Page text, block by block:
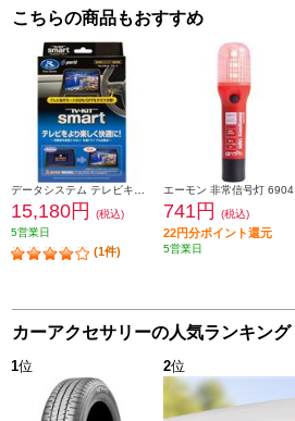
こちらの商品もおすすめ
15,180円
(税込)
5営業日
(1件)
エーモン 非常信号灯 6904
741円 (税込)
22円分ポイント還元
5営業日
カーアクセサリーの人気ランキング
1位 2位